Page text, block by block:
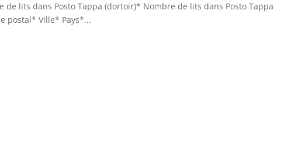
lits dans Posto Tappa (dortoir)* Nombre de lits dans Posto Tappa
postal* Ville* Pays*...